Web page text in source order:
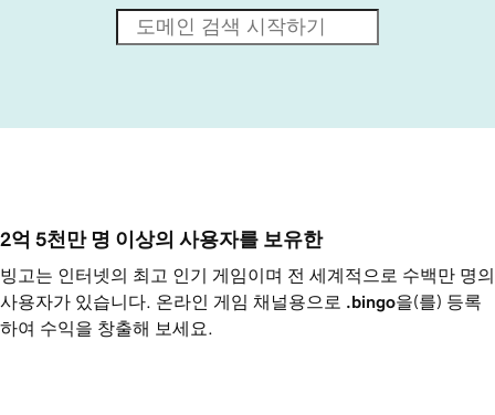
2억 5천만 명 이상의 사용자를 보유한
빙고는 인터넷의 최고 인기 게임이며 전 세계적으로 수백만 명의
사용자가 있습니다. 온라인 게임 채널용으로 .bingo을(를) 등록
하여 수익을 창출해 보세요.